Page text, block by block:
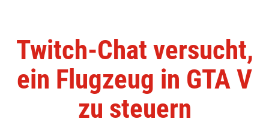
Twitch-Chat versucht,
ein Flugzeug in GTA V
zu steuern